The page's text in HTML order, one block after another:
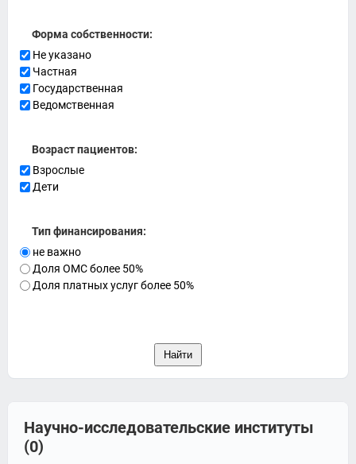
Форма собственности:
Не указано
Частная
Государственная
Ведомственная
Возраст пациентов:
Взрослые
Дети
Тип финансирования:
не важно
Доля ОМС более 50%
Доля платных услуг более 50%
Научно-исследовательские институты
(0)